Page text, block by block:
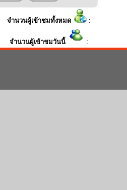
จำนวนผู้เข้าชมทั้งหมด :
จำนวนผู้เข้าชมวันนี้ :